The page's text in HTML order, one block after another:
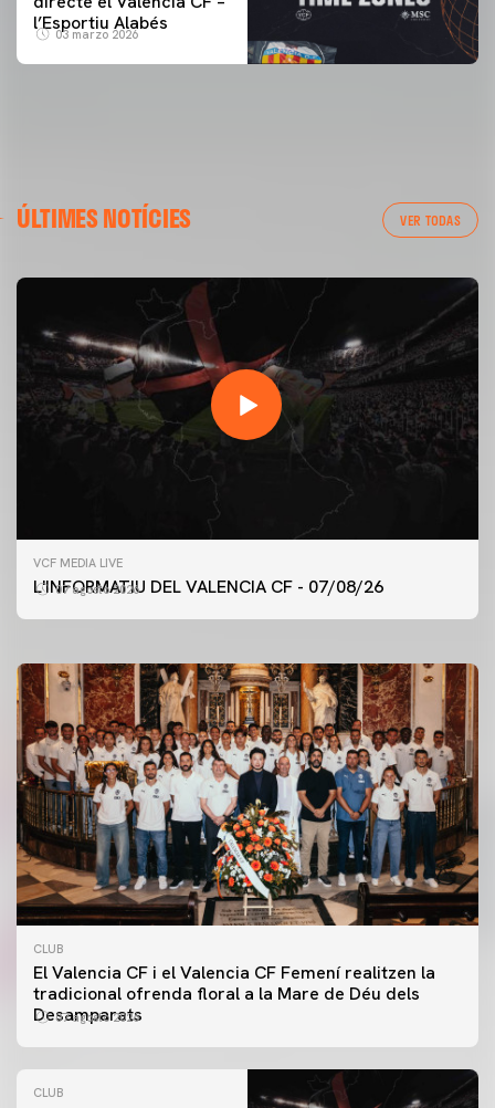
l’Esportiu Alabés
03 marzo 2026
ÚLTIMES NOTÍCIES VER TODAS
VCF MEDIA LIVE
L'INFORMATIU DEL VALENCIA CF - 07/08/26
07 agosto 2026
PRIMER EQUIP
ENTRENAMENT DEL VALENCIA CF 7/8/2026
CLUB
El Valencia CF i el Valencia CF Femení realitzen la
tradicional ofrenda floral a la Mare de Déu dels
Desamparats
07 agosto 2026
CLUB